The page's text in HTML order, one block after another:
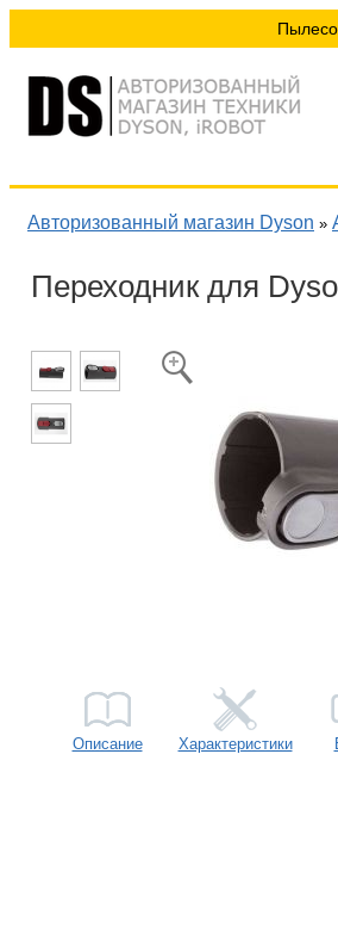
Авторизованный магазин Dyson »
Переходник для
Описание Характеристики